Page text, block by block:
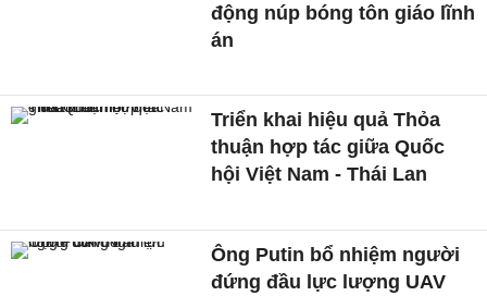
động núp bóng tôn giáo lĩnh
án
Triển khai hiệu quả Thỏa
thuận hợp tác giữa Quốc
hội Việt Nam - Thái Lan
Ông Putin bổ nhiệm người
đứng đầu lực lượng UAV